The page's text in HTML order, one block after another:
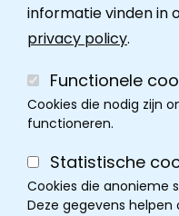
informatie vinden in
privacy policy.
Functionele
Cookies die nodig zijn
functioneren.
Statistische
Cookies die anonieme
Deze gegevens
Contact